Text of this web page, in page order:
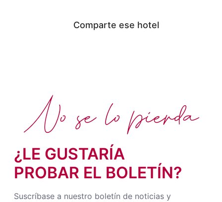
Comparte ese hotel
¿LE GUSTARÍA
PROBAR EL BOLETÍN?
Suscríbase a nuestro boletín de noticias y
No se lo pierda